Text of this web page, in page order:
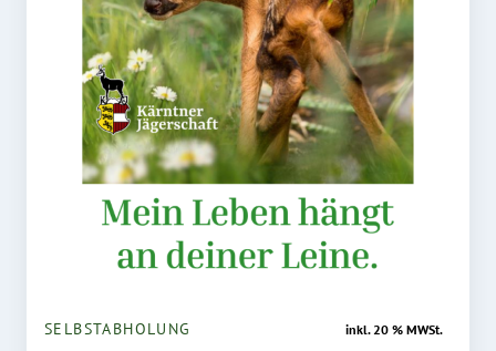
SELBSTABHOLUNG inkl. 20 % MWSt.